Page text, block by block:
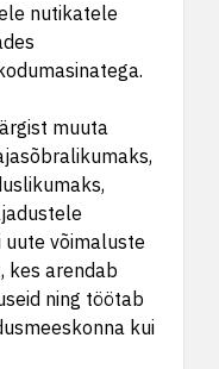
nutikatele
muuta
võimaluste
kes arendab
ning töötab
kui